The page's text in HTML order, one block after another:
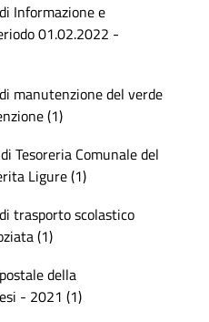
Informazione e
01.02.2022 -
manutenzione del verde
(1)
Tesoreria Comunale del
Ligure (1)
trasporto scolastico
(1)
della
- 2021 (1)